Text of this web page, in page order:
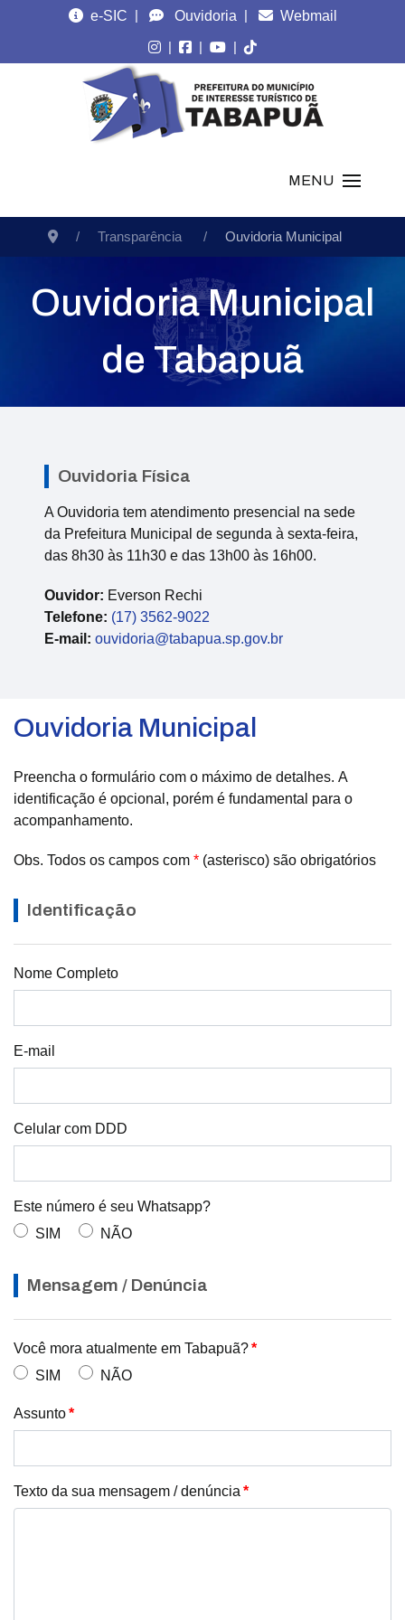
e-SIC | Ouvidoria |
Webmail
|
| |
MENU
Transparência Ouvidoria Municipal
Ouvidoria Municipal
de Tabapuã
Ouvidoria Física
A Ouvidoria tem atendimento presencial na sede
da Prefeitura Municipal de segunda à sexta-feira,
das 8h30 às 11h30 e das 13h00 às 16h00.
Ouvidor: Everson Rechi
Telefone: (17) 3562-9022
E-mail: ouvidoria@tabapua.sp.gov.br
Ouvidoria Municipal
Preencha o formulário com o máximo de detalhes. A
identificação é opcional, porém é fundamental para o
acompanhamento.
Obs. Todos os campos com * (asterisco) são obrigatórios
Identificação
Nome Completo
E-mail
Celular com DDD
Este número é seu Whatsapp?
SIM
NÃO
Mensagem / Denúncia
Você mora atualmente em Tabapuã?*
SIM
NÃO
Assunto*
Texto da sua mensagem / denúncia *